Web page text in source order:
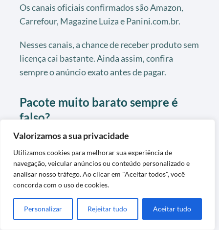
Valorizamos a sua privacidade
Utilizamos cookies para melhorar sua experiência de
navegação, veicular anúncios ou conteúdo personalizado e
analisar nosso tráfego. Ao clicar em "Aceitar todos", você
concorda com o uso de cookies.
Personalizar Rejeitar tudo Aceitar tudo
Os canais oficiais confirmados são Amazon,
Carrefour, Magazine Luiza e Panini.com.br.
Nesses canais, a chance de receber produto sem
licença cai bastante. Ainda assim, confira
sempre o anúncio exato antes de pagar.
Pacote muito barato sempre é
falso?
Nem sempre, mas preço muito abaixo do
normal é um sinal forte de alerta.
Quando a diferença parece boa demais,
normalmente a economia vem junto com papel
ruim e impressão inferior.